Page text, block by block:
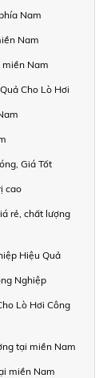
Nam
Nam
miền Nam
Cho Lò Hơi
Giá Tốt
cao
rẻ, chất lượng
Hiệu Quả
Nghiệp
Lò Hơi Công
tại miền Nam
miền Nam